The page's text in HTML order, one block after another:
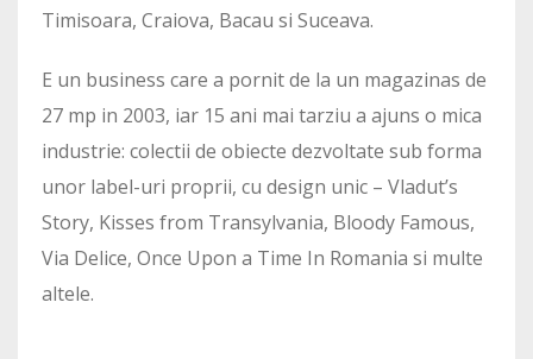
Timisoara, Craiova, Bacau si Suceava.
E un business care a pornit de la un magazinas de
27 mp in 2003, iar 15 ani mai tarziu a ajuns o mica
industrie: colectii de obiecte dezvoltate sub forma
unor label-uri proprii, cu design unic – Vladut’s
Story, Kisses from Transylvania, Bloody Famous,
Via Delice, Once Upon a Time In Romania si multe
altele.